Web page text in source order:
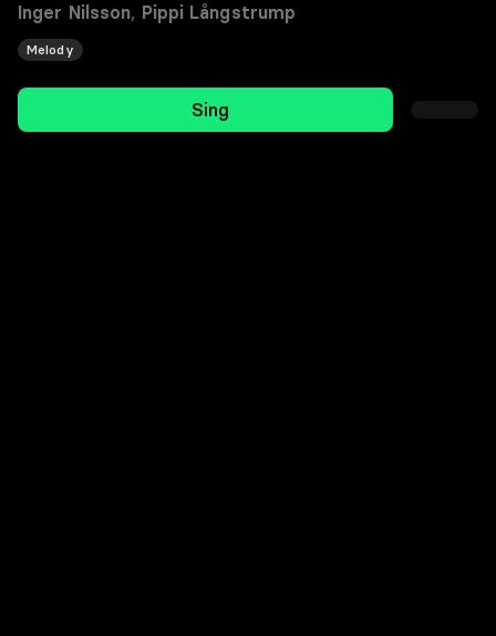
Inger Nilsson, Pippi Långstrump
Melody
Sing